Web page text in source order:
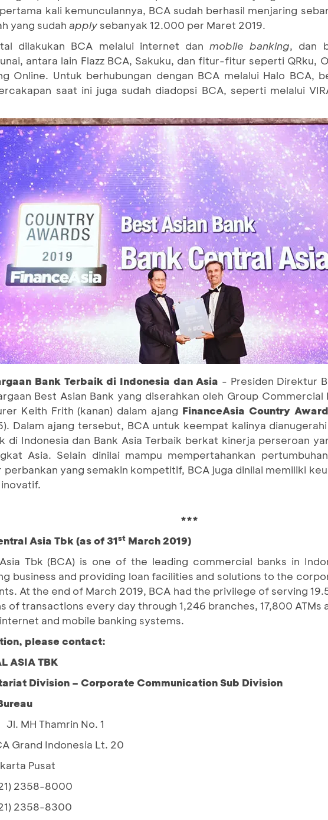
kali kemunculannya, BCA sudah berhasil menjaring
yang sudah apply sebanyak 12.000 per Maret 2019.
dilakukan BCA melalui internet danmobile banking, dan
antara lain Flazz BCA, Sakuku, dan fitur-fitur seperti QRku,
Online. Untuk berhubungan dengan BCA melalui Halo BCA,
saat ini juga sudah diadopsi BCA, seperti melalui
Bank Terbaik di Indonesia dan Asia - Presiden Direktur
Best Asian Bank yang diserahkan oleh Group
Keith Frith (kanan) dalam ajang FinanceAsia Country
Dalam ajang tersebut, BCA untuk keempat kalinya
di Indonesia dan Bank Asia Terbaik berkat kinerja perseroan
Asia. Selain dinilai mampu mempertahankan
yang semakin kompetitif, BCA juga dinilai memiliki
***
Asia Tbk (as of 31st March 2019)
Tbk (BCA) is one of the leading commercial banks in
business and providing loan facilities and solutions to the
At the end of March 2019, BCA had the privilege of serving
of transactions every day through 1,246 branches, 17,800 ATMs
and mobile banking systems.
please contact:
ASIA TBK
Division – Corporate Communication Sub Division
Jl. MH Thamrin No. 1
Grand Indonesia Lt. 20
Pusat
2358-8000
2358-8300